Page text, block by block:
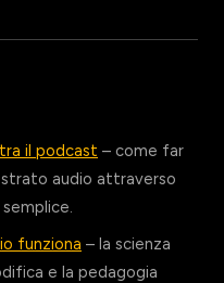
il podcast – come far
audio attraverso
funziona – la scienza
e la pedagogia